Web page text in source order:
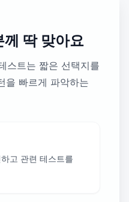
께 딱 맞아요
스트는 짧은 선택지를
을 빠르게 파악하는
고 관련 테스트를